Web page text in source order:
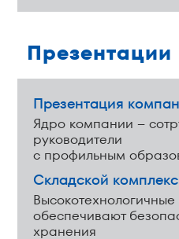
Презентации
Презентация
Ядро компании –
руководители
с профильным
Складской
обеспечивают
хранения